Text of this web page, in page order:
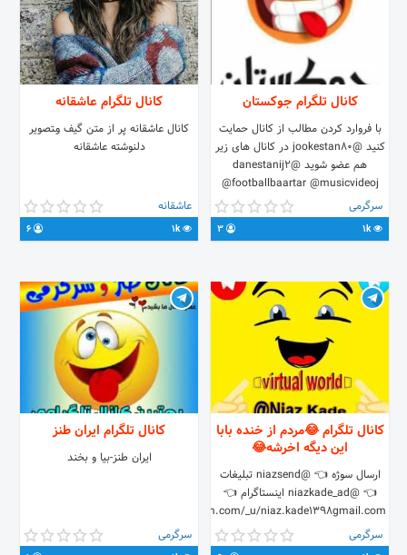
کانال تلگرام جوکستان
با فروارد کردن مطالب از کانال حمایت
کنید @jookestan80 در کانال های زیر
هم عضو شوید @danestanij2
@footballbaartar @musicvideoj
سرگرمی
1k
کانال تلگرام عاشقانه
کانال عاشقانه پر از متن گیف وـتصویر
دلنوشته عاشقانه
عاشقانه
1k
کانال تلگرام 😂مردم از خنده بابا
این دیگه اخرشه😂
ارسال سوژه 👈 @niazsend تبلیغات
👈 @niazkade_ad اینستاگرام 👈
ادمین دوم 👈 @matin2admin
سرگرمی
کانال تلگرام ایران طنز
ایران طنز-بیا و بخند
سرگرمی